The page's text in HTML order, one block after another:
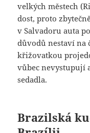
velkých městech
dost, proto
v Salvadoru auta
důvodů nestaví na
křižovatkou
vůbec nevystupují
sedadla.
Brazilská